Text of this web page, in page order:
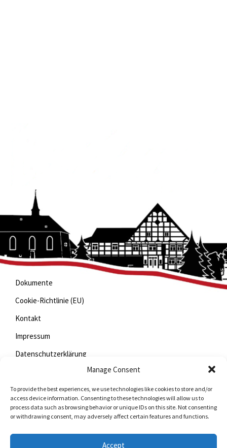
Manage Consent
To provide the best experiences, we use technologies like cookies to store and/or
access device information. Consenting to these technologies will allow us to
process data such as browsing behavior or unique IDs on this site. Not consenting
or withdrawing consent, may adversely affect certain features and functions.
Accept
Wichtige Links
Dokumente
Cookie-Richtlinie (EU)
Kontakt
Impressum
Datenschutzerklärung
Jetzt mitfunken!
Bleiben Sie auch unterwegs immer auf dem Laufenden
mit StadtLand.Funk!